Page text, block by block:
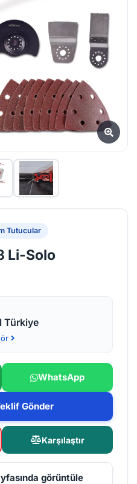
Tutucular
Li-Solo
Türkiye
WhatsApp
Gönder
Karşılaştır
görüntüle